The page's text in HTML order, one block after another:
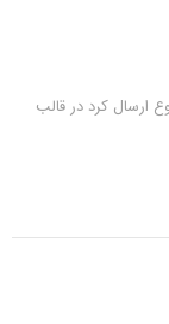
قالب